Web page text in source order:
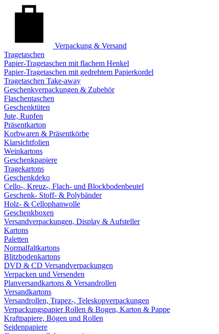
Verpackung & Versand
Tragetaschen
Papier-Tragetaschen mit flachem Henkel
Papier-Tragetaschen mit gedrehtem Papierkordel
Tragetaschen Take-away
Geschenkverpackungen & Zubehör
Flaschentaschen
Geschenktüten
Jute, Rupfen
Präsentkarton
Korbwaren & Präsentkörbe
Klarsichtfolien
Weinkartons
Geschenkpapiere
Tragekartons
Geschenkdeko
Cello-, Kreuz-, Flach- und Blockbodenbeutel
Geschenk- Stoff- & Polybänder
Holz- & Cellophanwolle
Geschenkboxen
Versandverpackungen, Display & Aufsteller
Kartons
Paletten
Normalfaltkartons
Blitzbodenkartons
DVD & CD Versandverpackungen
Verpacken und Versenden
Planversandkartons & Versandrollen
Versandkartons
Versandrollen, Trapez-, Teleskopverpackungen
Verpackungspapier Rollen & Bogen, Karton & Pappe
Kraftpapiere, Bögen und Rollen
Seidenpapiere